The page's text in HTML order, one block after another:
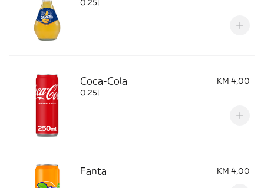
0.25l
Coca-Cola
KM 4,00
0.25l
Fanta KM 4,00